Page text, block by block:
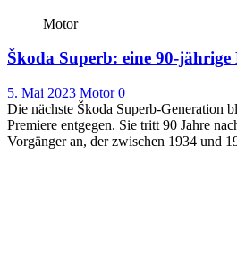
Motor
Škoda Superb: eine 90-jährige
5. Mai 2023 Motor 0
Die nächste Škoda Superb-Generation
Premiere entgegen. Sie tritt 90 Jahre
Vorgänger an, der zwischen 1934 und